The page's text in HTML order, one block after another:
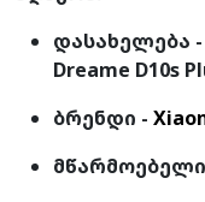
დასახელება
Dreame D10s
ბრენდი -
მწარმოებელი